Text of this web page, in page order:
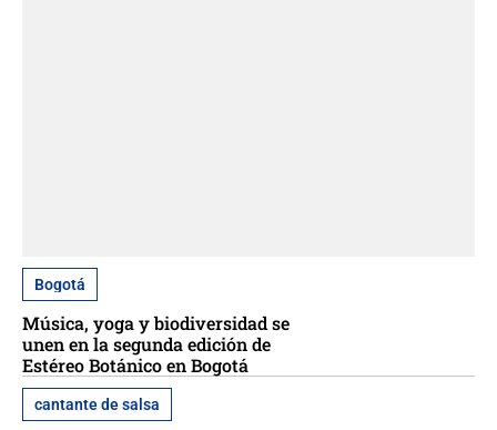
Bogotá
Música, yoga y biodiversidad se
unen en la segunda edición de
Estéreo Botánico en Bogotá
cantante de salsa